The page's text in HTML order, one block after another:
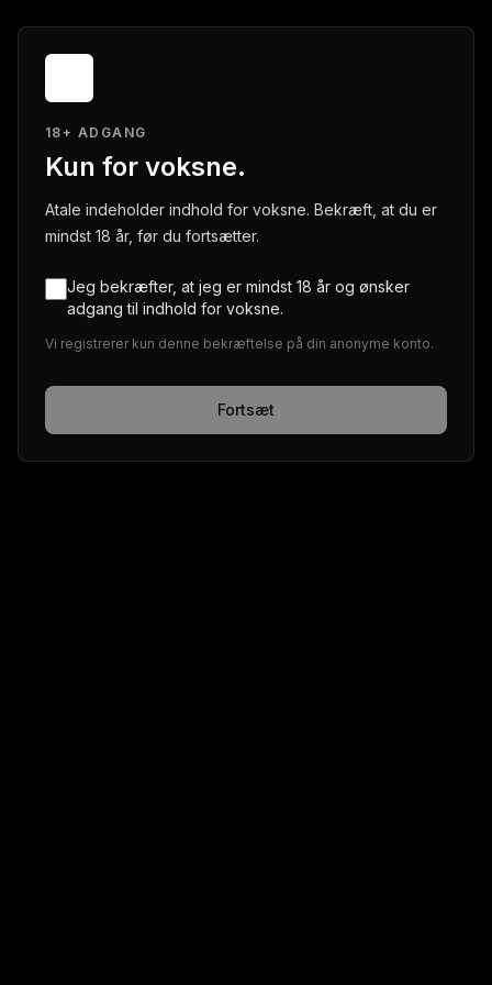
18+ ADGANG
Kun for voksne.
Atale indeholder indhold for voksne. Bekræft, at du er
mindst 18 år, før du fortsætter.
Jeg bekræfter, at jeg er mindst 18 år og ønsker
adgang til indhold for voksne.
Vi registrerer kun denne bekræftelse på din anonyme konto.
Fortsæt